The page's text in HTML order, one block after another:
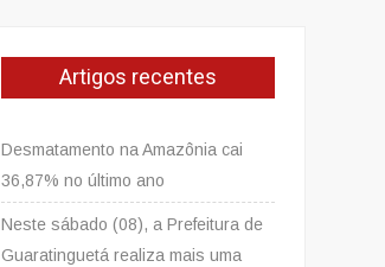
Artigos recentes
Desmatamento na Amazônia cai
36,87% no último ano
Neste sábado (08), a Prefeitura de
Guaratinguetá realiza mais uma